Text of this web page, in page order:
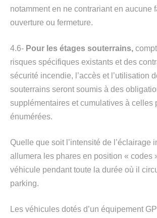
notamment en ne contrariant en aucune
ouverture ou fermeture.
4.6- Pour les étages souterrains,
risques spécifiques existants et des
sécurité incendie, l’accès et l’utilisation
souterrains seront soumis à des
supplémentaires et cumulatives à celles
énumérées.
Quelle que soit l’intensité de l’éclairage
allumera les phares en position « codes
véhicule pendant toute la durée où il
parking.
Les véhicules dotés d’un équipement